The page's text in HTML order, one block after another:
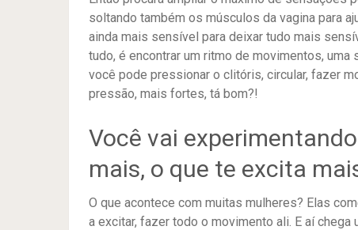
soltando também os músculos da vagina para
ainda mais sensível para deixar tudo mais
tudo, é encontrar um ritmo de movimentos,
você pode pressionar o clitóris, circular, fazer
pressão, mais fortes, tá bom?!
Você vai
mais, o que te excita
O que acontece com muitas mulheres? Elas
a excitar, fazer todo o movimento ali. E aí